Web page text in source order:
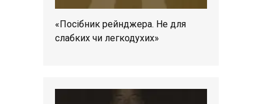
«Посібник рейнджера. Не для
слабких чи легкодухих»